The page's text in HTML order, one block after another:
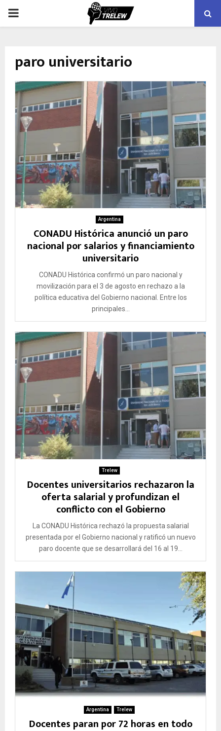
PRIMARY
paro universitario
Argentina
CONADU Histórica anunció un paro
nacional por salarios y financiamiento
universitario
CONADU Histórica confirmó un paro nacional y
movilización para el 3 de agosto en rechazo a la
política educativa del Gobierno nacional. Entre los
principales...
Trelew
Docentes universitarios rechazaron la
oferta salarial y profundizan el
conflicto con el Gobierno
La CONADU Histórica rechazó la propuesta salarial
presentada por el Gobierno nacional y ratificó un nuevo
paro docente que se desarrollará del 16 al 19...
Argentina Trelew
Docentes paran por 72 horas en todo